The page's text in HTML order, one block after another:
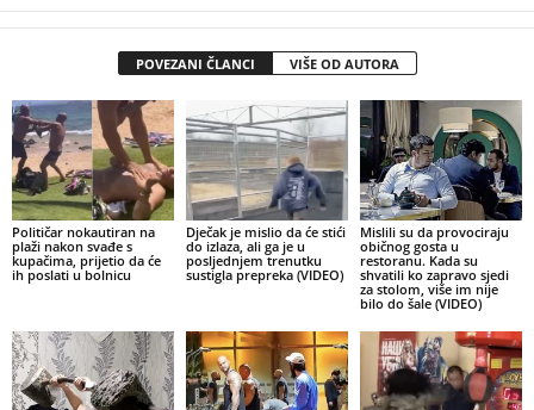
POVEZANI ČLANCI VIŠE OD AUTORA
Političar nokautiran na
plaži nakon svađe s
kupačima, prijetio da će
ih poslati u bolnicu
Dječak je mislio da će stići
do izlaza, ali ga je u
posljednjem trenutku
sustigla prepreka (VIDEO)
Mislili su da provociraju
običnog gosta u
restoranu. Kada su
shvatili ko zapravo sjedi
za stolom, više im nije
bilo do šale (VIDEO)